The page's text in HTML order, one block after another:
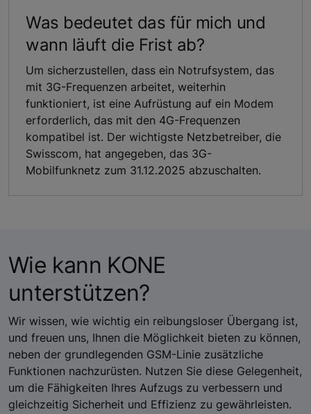
Was bedeutet das für mich und
wann läuft die Frist ab?
Um sicherzustellen, dass ein Notrufsystem, das
mit 3G-Frequenzen arbeitet, weiterhin
funktioniert, ist eine Aufrüstung auf ein Modem
erforderlich, das mit den 4G-Frequenzen
kompatibel ist. Der wichtigste Netzbetreiber, die
Swisscom, hat angegeben, das 3G-
Mobilfunknetz zum 31.12.2025 abzuschalten.
Wie kann KONE
unterstützen?
Wir wissen, wie wichtig ein reibungsloser Übergang ist,
und freuen uns, Ihnen die Möglichkeit bieten zu können,
neben der grundlegenden GSM-Linie zusätzliche
Funktionen nachzurüsten. Nutzen Sie diese Gelegenheit,
um die Fähigkeiten Ihres Aufzugs zu verbessern und
gleichzeitig Sicherheit und Effizienz zu gewährleisten.